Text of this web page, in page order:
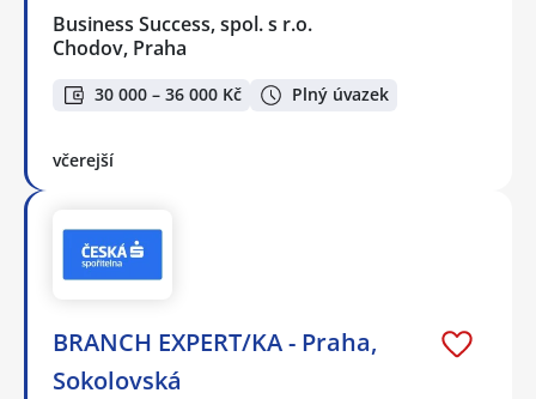
Business Success, spol. s r.o.
Chodov, Praha
30 000 – 36 000 Kč Plný úvazek
včerejší
BRANCH EXPERT/KA - Praha,
Sokolovská